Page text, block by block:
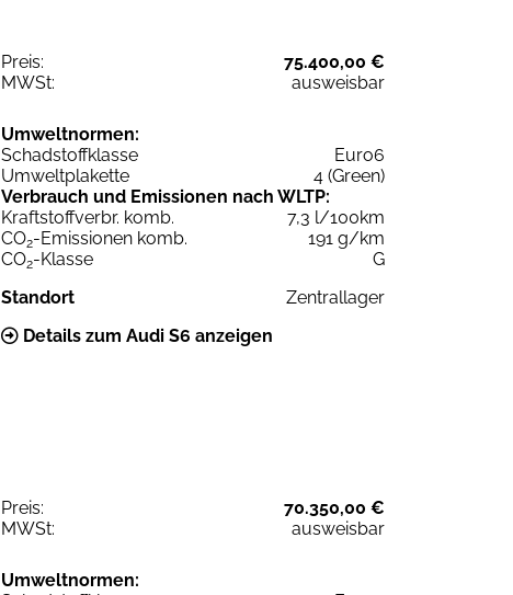
Preis:
75.400,00 €
MWSt:
ausweisbar
Umweltnormen:
Schadstoffklasse
Euro6
Umweltplakette
4 (Green)
Verbrauch und Emissionen nach WLTP:
Kraftstoffverbr. komb.
7,3 l/100km
CO2-Emissionen komb.
191 g/km
CO2-Klasse
G
Standort
Zentrallager
Details zum Audi S6 anzeigen
Preis:
70.350,00 €
MWSt:
ausweisbar
Umweltnormen: